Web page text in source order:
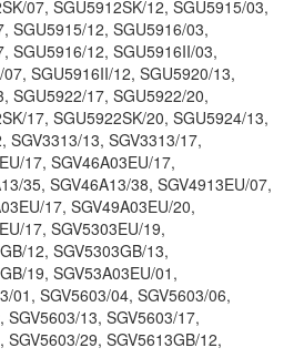
07, SGU5912SK/12, SGU5915/03,
SGU5915/12, SGU5916/03,
SGU5916/12, SGU5916II/03,
SGU5916II/12, SGU5920/13,
SGU5922/17, SGU5922/20,
17, SGU5922SK/20, SGU5924/13,
SGV3313/13, SGV3313/17,
17, SGV46A03EU/17,
35, SGV46A13/38, SGV4913EU/07,
17, SGV49A03EU/20,
17, SGV5303EU/19,
12, SGV5303GB/13,
19, SGV53A03EU/01,
01, SGV5603/04, SGV5603/06,
SGV5603/13, SGV5603/17,
29, SGV5613GB/12,